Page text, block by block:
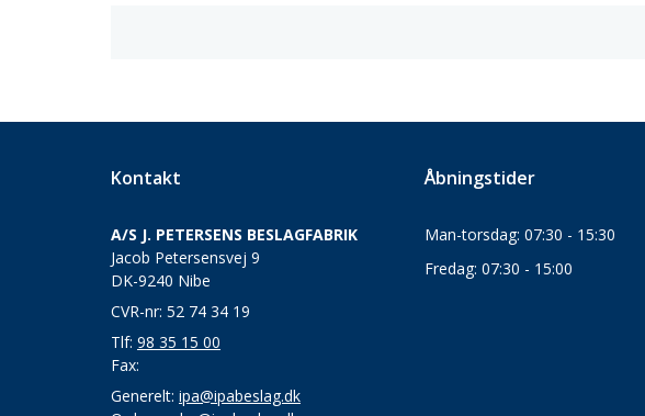
Kontakt
A/S J. PETERSENS BESLAGFABRIK
Jacob Petersensvej 9
DK-9240 Nibe
CVR-nr: 52 74 34 19
Tlf: 98 35 15 00
Fax:
Generelt: ipa@ipabeslag.dk
Åbningstider
Man-torsdag: 07:30 - 15:30
Fredag: 07:30 - 15:00